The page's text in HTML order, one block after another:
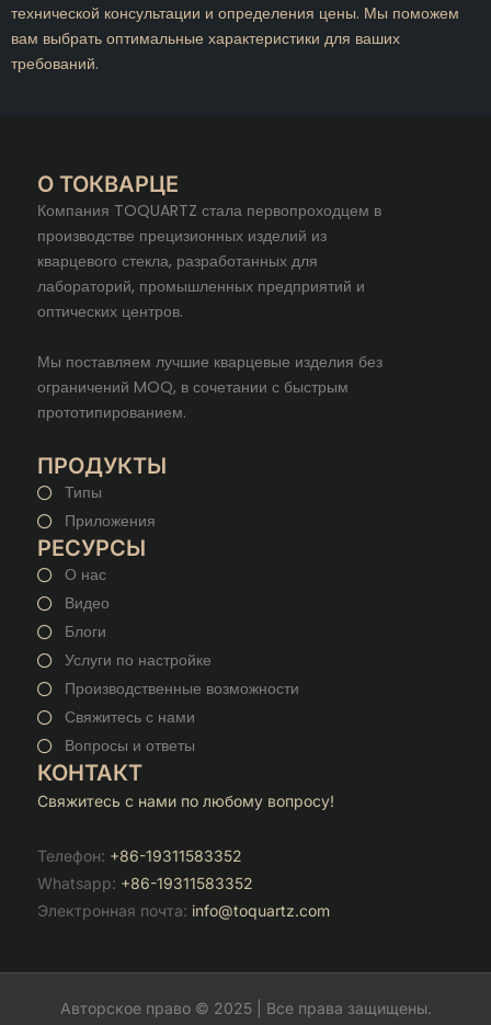
технической консультации и определения цены. Мы поможем
вам выбрать оптимальные характеристики для ваших
требований.
О ТОКВАРЦЕ
Компания TOQUARTZ стала первопроходцем в
производстве прецизионных изделий из
кварцевого стекла, разработанных для
лабораторий, промышленных предприятий и
оптических центров.
Мы поставляем лучшие кварцевые изделия без
ограничений MOQ, в сочетании с быстрым
прототипированием.
ПРОДУКТЫ
Типы
Приложения
РЕСУРСЫ
О нас
Видео
Блоги
Услуги по настройке
Производственные возможности
Свяжитесь с нами
Вопросы и ответы
КОНТАКТ
Свяжитесь с нами по любому вопросу!
Телефон: +86-19311583352
Whatsapp: +86-19311583352
Электронная почта: info@toquartz.com
Авторское право © 2025 | Все права защищены.